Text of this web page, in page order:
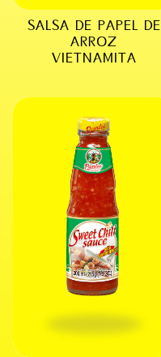
SALSA DE PAPEL DE
ARROZ
VIETNAMITA